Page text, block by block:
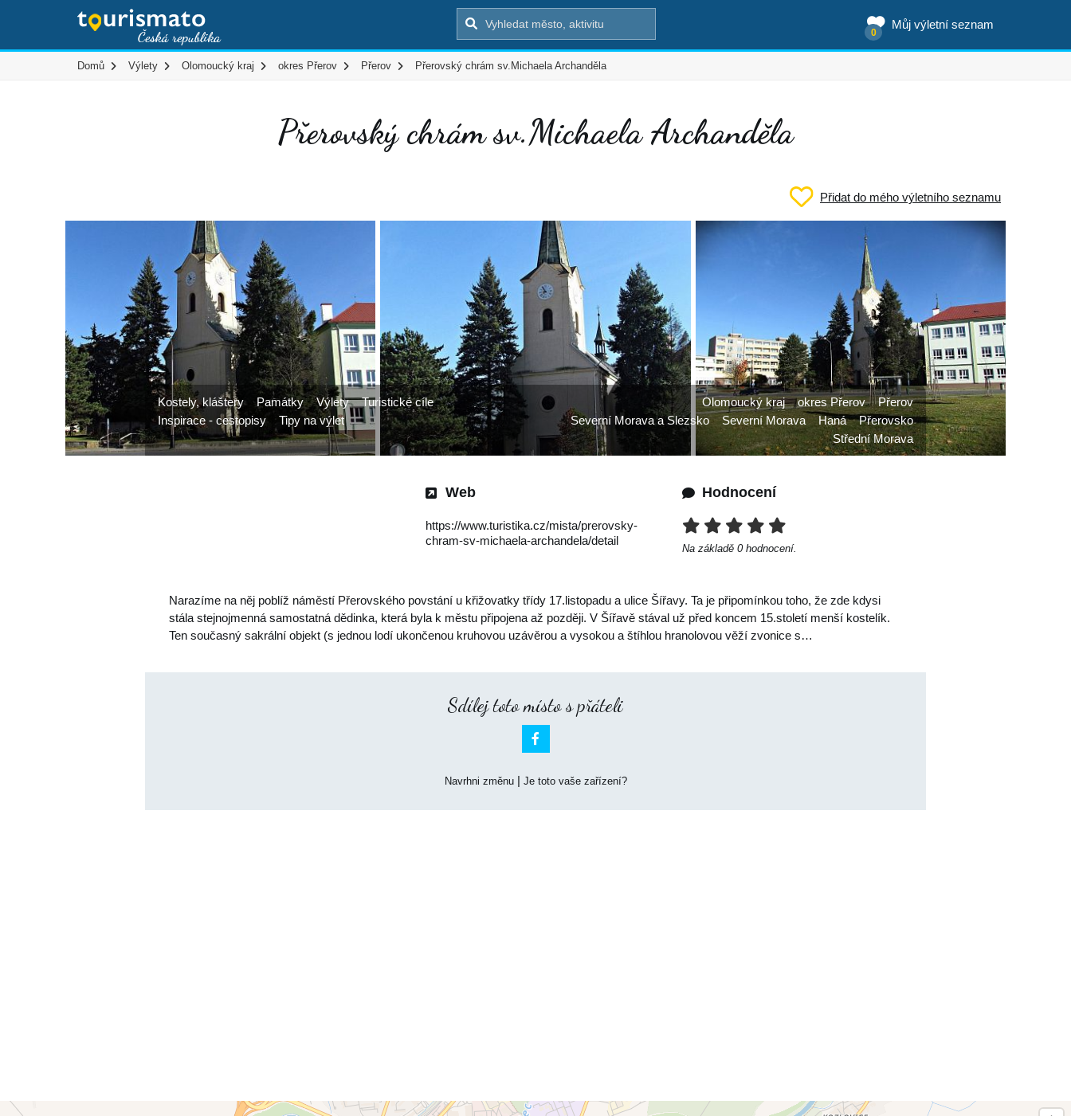
Můj výletní seznam
0
Domů Výlety Olomoucký kraj okres Přerov Přerov Přerovský chrám sv.Michaela Archanděla
Přerovský chrám sv.Michaela Archanděla
Přidat do mého výletního seznamu
Web
https://www.turistika.cz/mista/prerovsky-
chram-sv-michaela-archandela/detail
Hodnocení
Na základě 0 hodnocení.
Narazíme na něj poblíž náměstí Přerovského povstání u křižovatky třídy 17.listopadu a ulice Šířavy. Ta je připomínkou toho, že zde kdysi
stála stejnojmenná samostatná dědinka, která byla k městu připojena až později. V Šířavě stával už před koncem 15.století menší kostelík.
Ten současný sakrální objekt (s jednou lodí ukončenou kruhovou uzávěrou a vysokou a štíhlou hranolovou věží zvonice s…
Kostely, kláštery Památky Výlety
Turistické cíle
Inspirace - cestopisy
Tipy na výlet
Olomoucký kraj okres Přerov
Přerov
Severní Morava a Slezsko
Severní Morava Haná
Přerovsko
Střední Morava
Sdílej toto místo s přáteli

Navrhni změnu| Je toto vaše zařízení?